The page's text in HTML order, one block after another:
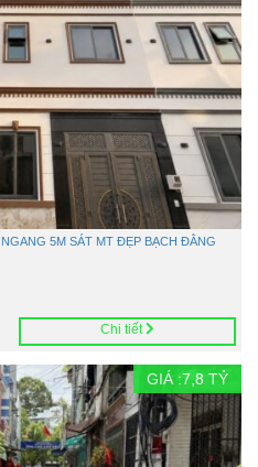
5M SÁT MT ĐẸP BẠCH ĐẰNG
Chi tiết
GIÁ :7,8 TỶ